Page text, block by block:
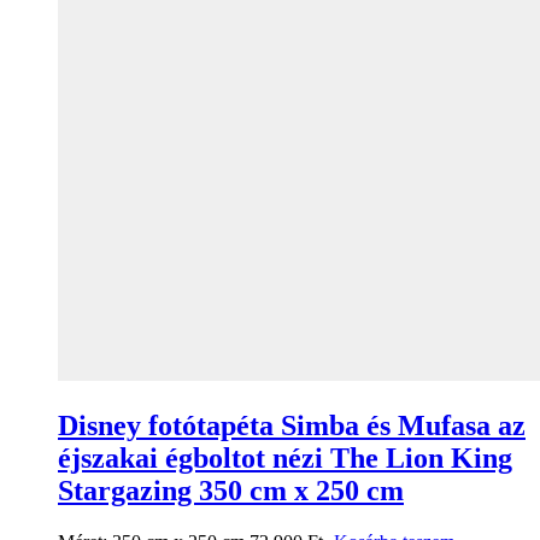
Disney fotótapéta Simba és Mufasa az
éjszakai égboltot nézi The Lion King
Stargazing 350 cm x 250 cm